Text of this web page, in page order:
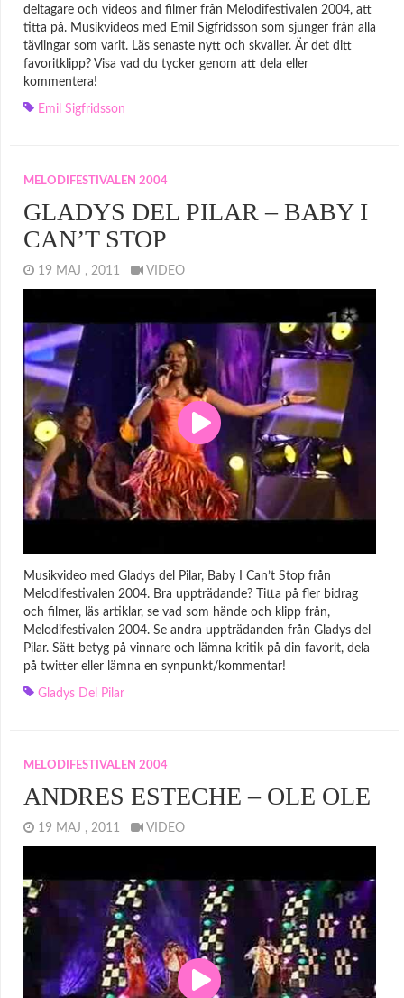
deltagare och videos and filmer från Melodifestivalen 2004, att
titta på. Musikvideos med Emil Sigfridsson som sjunger från alla
tävlingar som varit. Läs senaste nytt och skvaller. Är det ditt
favoritklipp? Visa vad du tycker genom att dela eller
kommentera!
Emil Sigfridsson
MELODIFESTIVALEN 2004
GLADYS DEL PILAR – BABY I
CAN’T STOP
19 MAJ , 2011 VIDEO
Musikvideo med Gladys del Pilar, Baby I Can’t Stop från
Melodifestivalen 2004. Bra uppträdande? Titta på fler bidrag
och filmer, läs artiklar, se vad som hände och klipp från,
Melodifestivalen 2004. Se andra uppträdanden från Gladys del
Pilar. Sätt betyg på vinnare och lämna kritik på din favorit, dela
på twitter eller lämna en synpunkt/kommentar!
Gladys Del Pilar
MELODIFESTIVALEN 2004
ANDRES ESTECHE – OLE OLE
19 MAJ , 2011 VIDEO